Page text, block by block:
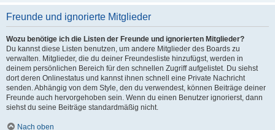
Freunde und ignorierte Mitglieder
Wozu benötige ich die Listen der Freunde und ignorierten Mitglieder?
Du kannst diese Listen benutzen, um andere Mitglieder des Boards zu
verwalten. Mitglieder, die du deiner Freundesliste hinzufügst, werden in
deinem persönlichen Bereich für den schnellen Zugriff aufgelistet. Du siehst
dort deren Onlinestatus und kannst ihnen schnell eine Private Nachricht
senden. Abhängig von dem Style, den du verwendest, können Beiträge deiner
Freunde auch hervorgehoben sein. Wenn du einen Benutzer ignorierst, dann
siehst du seine Beiträge standardmäßig nicht.
Nach oben